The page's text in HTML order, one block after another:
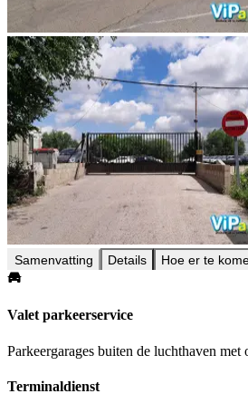
Samenvatting Details Hoe er te
Valet parkeerservice
Parkeergarages buiten de luchthaven met
Terminaldienst